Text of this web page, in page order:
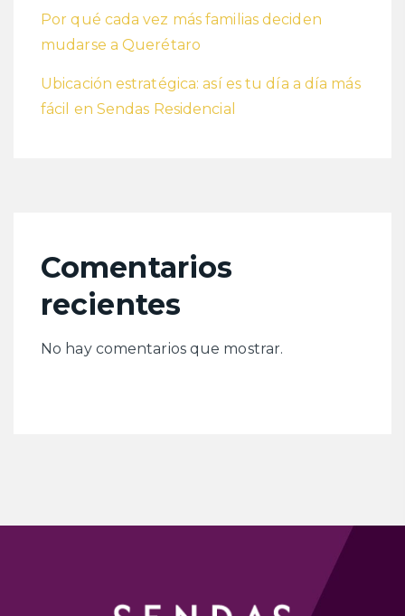
Por qué cada vez más familias deciden
mudarse a Querétaro
Ubicación estratégica: así es tu día a día más
fácil en Sendas Residencial
Comentarios
recientes
No hay comentarios que mostrar.